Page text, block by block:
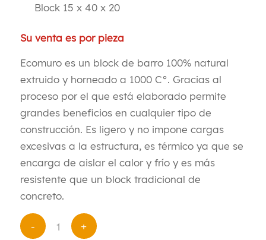
Block 15 x 40 x 20
Su venta es por pieza
Ecomuro es un block de barro 100% natural
extruido y horneado a 1000 C°. Gracias al
proceso por el que está elaborado permite
grandes beneficios en cualquier tipo de
construcción. Es ligero y no impone cargas
excesivas a la estructura, es térmico ya que se
encarga de aislar el calor y frío y es más
resistente que un block tradicional de
concreto.